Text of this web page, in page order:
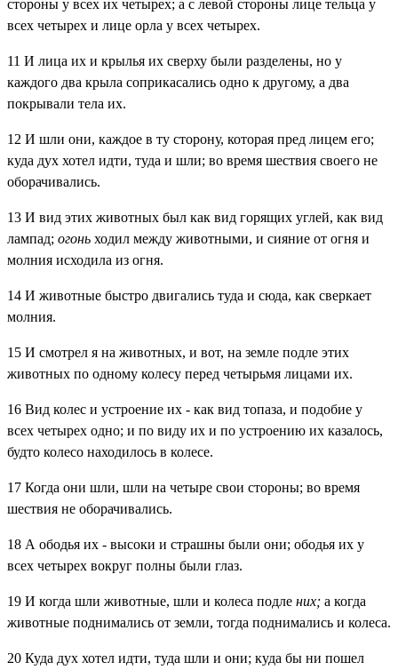
стороны у всех их четырех; а с левой стороны лице тельца у
всех четырех и лице орла у всех четырех.
11 И лица их и крылья их сверху были разделены, но у
каждого два крыла соприкасались одно к другому, а два
покрывали тела их.
12 И шли они, каждое в ту сторону, которая пред лицем его;
куда дух хотел идти, туда и шли; во время шествия своего не
оборачивались.
13 И вид этих животных был как вид горящих углей, как вид
лампад; огонь ходил между животными, и сияние от огня и
молния исходила из огня.
14 И животные быстро двигались туда и сюда, как сверкает
молния.
15 И смотрел я на животных, и вот, на земле подле этих
животных по одному колесу перед четырьмя лицами их.
16 Вид колес и устроение их - как вид топаза, и подобие у
всех четырех одно; и по виду их и по устроению их казалось,
будто колесо находилось в колесе.
17 Когда они шли, шли на четыре свои стороны; во время
шествия не оборачивались.
18 А ободья их - высоки и страшны были они; ободья их у
всех четырех вокруг полны были глаз.
19 И когда шли животные, шли и колеса подле них; а когда
животные поднимались от земли, тогда поднимались и колеса.
20 Куда дух хотел идти, туда шли и они; куда бы ни пошел